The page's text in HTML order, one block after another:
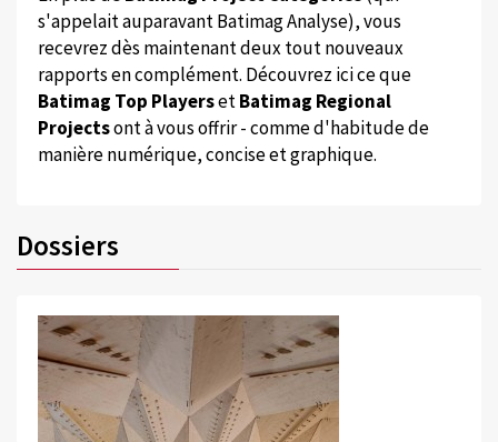
s'appelait auparavant Batimag Analyse), vous
recevrez dès maintenant deux tout nouveaux
rapports en complément. Découvrez ici ce que
Batimag Top PlayersetBatimag Regional
Projectsont à vous offrir - comme d'habitude de
manière numérique, concise et graphique.
Dossiers